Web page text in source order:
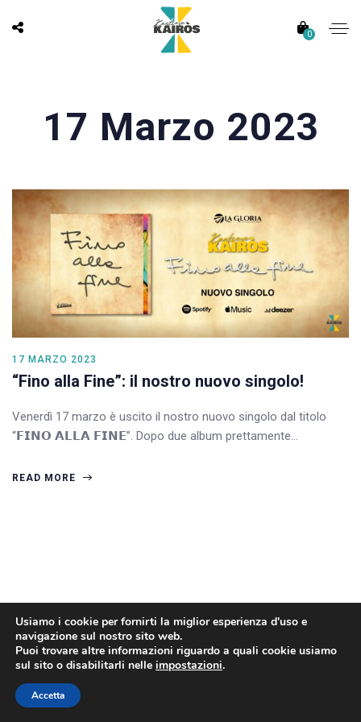
0
17 Marzo 2023
17 MARZO 2023
“Fino alla Fine”: il nostro nuovo singolo!
Venerdì 17 marzo è uscito il nostro nuovo singolo dal titolo
“𝗙𝗜𝗡𝗢 𝗔𝗟𝗟𝗔 𝗙𝗜𝗡𝗘”. Dopo due album prettamente…
READ MORE
Usiamo i cookie per fornirti la miglior esperienza d'uso e
navigazione sul nostro sito web.
Puoi trovare altre informazioni riguardo a quali cookie usiamo
sul sito o disabilitarli nelle impostazioni.
Accetta